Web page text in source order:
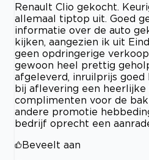
Renault Clio gekocht.
allemaal tiptop uit. Goed
informatie over de auto
kijken, aangezien ik uit
geen opdringerige
gewoon heel prettig
afgeleverd, inruilprijs goed
bij aflevering een
complimenten voor de
andere promotie
bedrijf oprecht een
Beveelt aan